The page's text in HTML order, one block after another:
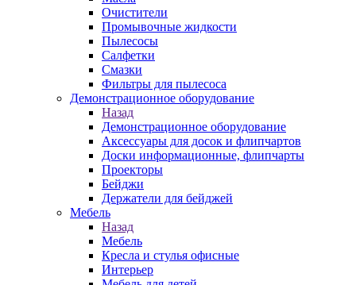
Очистители
Промывочные жидкости
Пылесосы
Салфетки
Смазки
Фильтры для пылесоса
Демонстрационное оборудование
Назад
Демонстрационное оборудование
Аксессуары для досок и флипчартов
Доски информационные, флипчарты
Проекторы
Бейджи
Держатели для бейджей
Мебель
Назад
Мебель
Кресла и стулья офисные
Интерьер